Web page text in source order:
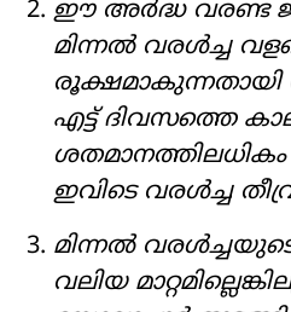
ഈ അർദ്ധ വരണ്ട
മിന്നൽ വരൾച്ച
രൂക്ഷമാകുന്നതായി
എട്ട് ദിവസത്തെ
ശതമാനത്തിലധികം
ഇവിടെ വരൾച്ച
മിന്നൽ
വലിയ